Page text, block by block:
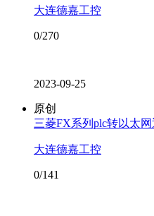
大连德嘉工控
0/270
2023-09-25
原创
三菱FX系列plc转以太
大连德嘉工控
0/141